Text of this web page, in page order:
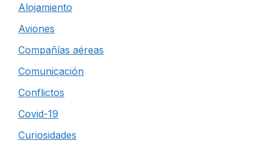
Alojamiento
Aviones
Compañías aéreas
Comunicación
Conflictos
Covid-19
Curiosidades